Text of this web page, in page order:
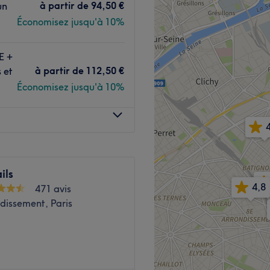
Voir le salon
chaleureusement
pour un pur moment
et joliment décoré où vous
à partir de 94,50 €
Économisez jusqu'à 10%
+
et
à partir de 112,50 €
Économisez jusqu'à 10%
de
471 avis
Paris
4,8